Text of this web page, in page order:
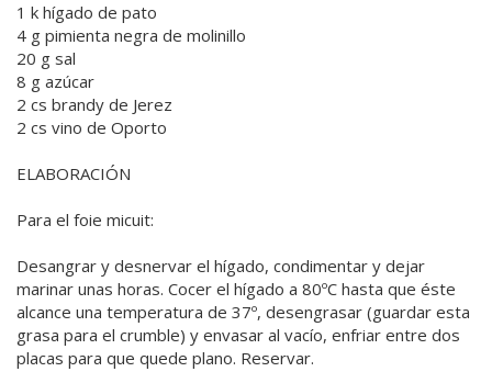
1 k hígado de pato
4 g pimienta negra de molinillo
20 g sal
8 g azúcar
2 cs brandy de Jerez
2 cs vino de Oporto
ELABORACIÓN
Para el foie micuit:
Desangrar y desnervar el hígado, condimentar y dejar
marinar unas horas. Cocer el hígado a 80ºC hasta que éste
alcance una temperatura de 37º, desengrasar (guardar esta
grasa para el crumble) y envasar al vacío, enfriar entre dos
placas para que quede plano. Reservar.